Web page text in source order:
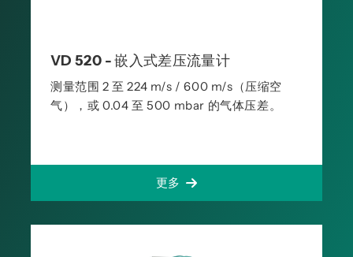
VD 520 - 嵌入式差压流量计
测量范围 2 至 224 m/s / 600 m/s（压缩空
气），或 0.04 至 500 mbar 的气体压差。
更多